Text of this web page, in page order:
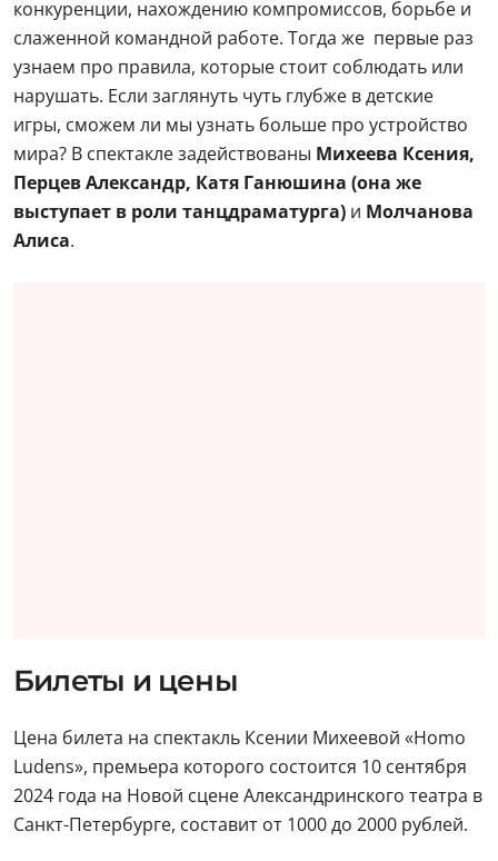
конкуренции, нахождению компромиссов, борьбе и
слаженной командной работе. Тогда же первые раз
узнаем про правила, которые стоит соблюдать или
нарушать. Если заглянуть чуть глубже в детские
игры, сможем ли мы узнать больше про устройство
мира? В спектакле задействованы Михеева Ксения,
Перцев Александр, Катя Ганюшина (она же
выступает в роли танцдраматурга) и Молчанова
Алиса.
Билеты и цены
Цена билета на спектакль Ксении Михеевой «Homo
Ludens», премьера которого состоится 10 сентября
2024 года на Новой сцене Александринского театра в
Санкт-Петербурге, составит от 1000 до 2000 рублей.